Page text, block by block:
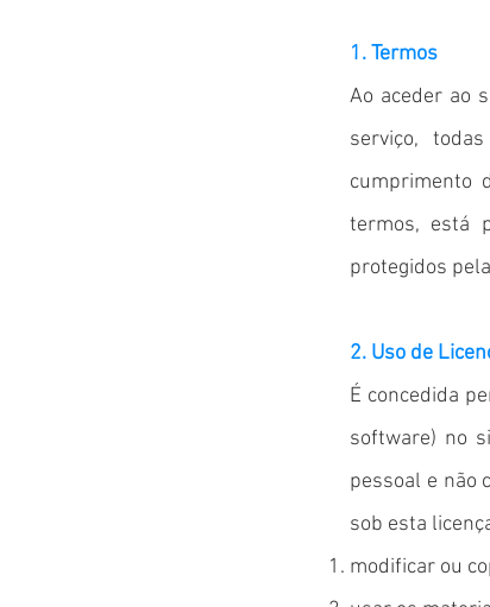
1. Termos
Ao aceder ao
serviço,
cumprimento
termos, está
protegidos
2. Uso de
É concedida
software) no
pessoal e não
sob esta
modificar ou